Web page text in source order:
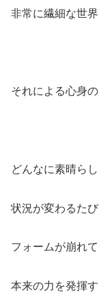
非常に繊細な世界
それによる心身
どんなに素晴ら
状況が変わるた
フォームが崩れて
本来の力を発揮